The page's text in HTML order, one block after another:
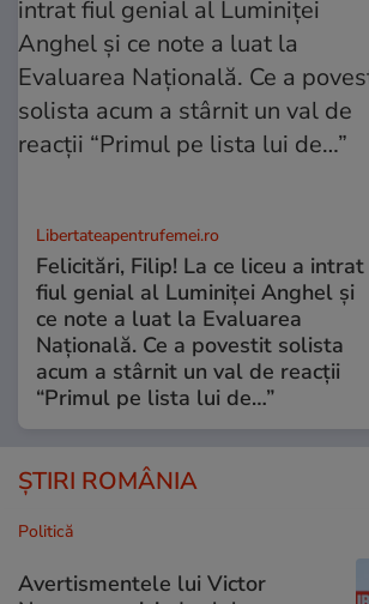
Libertateapentrufemei.ro
Felicitări, Filip! La ce liceu a intrat
fiul genial al Luminiței Anghel și
ce note a luat la Evaluarea
Națională. Ce a povestit solista
acum a stârnit un val de reacții
“Primul pe lista lui de…”
ȘTIRI ROMÂNIA
Politică
Avertismentele lui Victor